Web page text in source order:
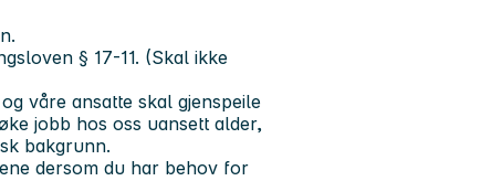
§ 17-11. (Skal ikke
våre ansatte skal gjenspeile
jobb hos oss uansett alder,
bakgrunn.
dersom du har behov for